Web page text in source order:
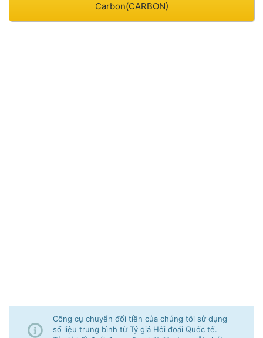
Carbon(CARBON)
Công cụ chuyển đổi tiền của chúng tôi sử dụng
số liệu trung bình từ Tỷ giá Hối đoái Quốc tế.